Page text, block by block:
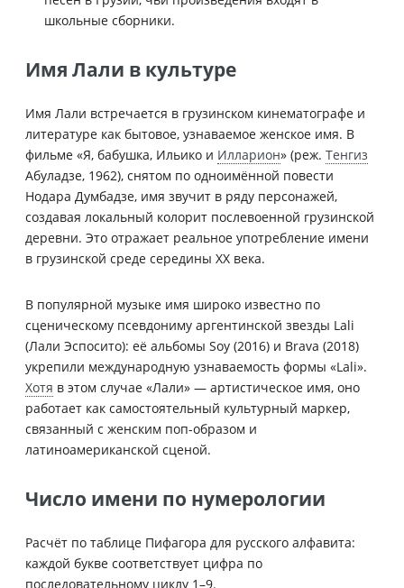
школьные сборники.
Имя Лали в культуре
Имя Лали встречается в грузинском кинематографе и
литературе как бытовое, узнаваемое женское имя. В
фильме «Я, бабушка, Ильико и Илларион» (реж. Тенгиз
Абуладзе, 1962), снятом по одноимённой повести
Нодара Думбадзе, имя звучит в ряду персонажей,
создавая локальный колорит послевоенной грузинской
деревни. Это отражает реальное употребление имени
в грузинской среде середины XX века.
В популярной музыке имя широко известно по
сценическому псевдониму аргентинской звезды Lali
(Лали Эспосито): её альбомы Soy (2016) и Brava (2018)
укрепили международную узнаваемость формы «Lali».
Хотя в этом случае «Лали» — артистическое имя, оно
работает как самостоятельный культурный маркер,
связанный с женским поп-образом и
латиноамериканской сценой.
Число имени по нумерологии
Расчёт по таблице Пифагора для русского алфавита:
каждой букве соответствует цифра по
последовательному циклу 1–9.